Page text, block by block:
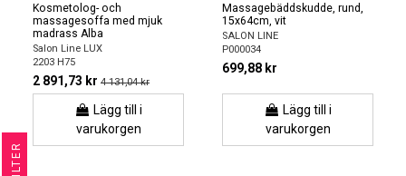
Kosmetolog- och
massagesoffa med mjuk
madrass Alba
Salon Line LUX
2203 H75
2 891,73 kr 4 131,04 kr
Lägg till i
varukorgen
Massagebäddskudde, rund,
15x64cm, vit
SALON LINE
P000034
699,88 kr
Lägg till i
varukorgen
R